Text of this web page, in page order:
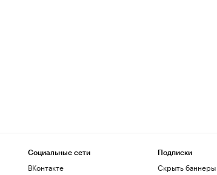
Социальные сети
ВКонтакте
Подписки
Скрыть баннеры